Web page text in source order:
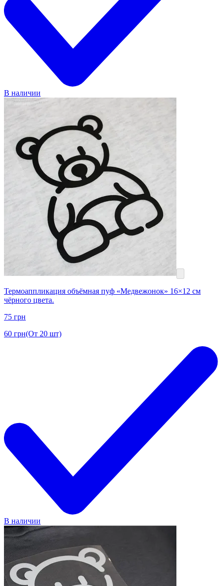
В наличии
Термоаппликация объёмная пуф «Медвежонок» 16×12 см
чёрного цвета.
75 грн
60 грн(От 20 шт)
В наличии